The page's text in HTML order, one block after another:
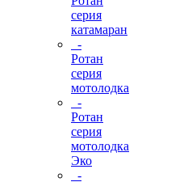
серия
катамаран
-
Ротан
серия
мотолодка
-
Ротан
серия
мотолодка
Эко
-